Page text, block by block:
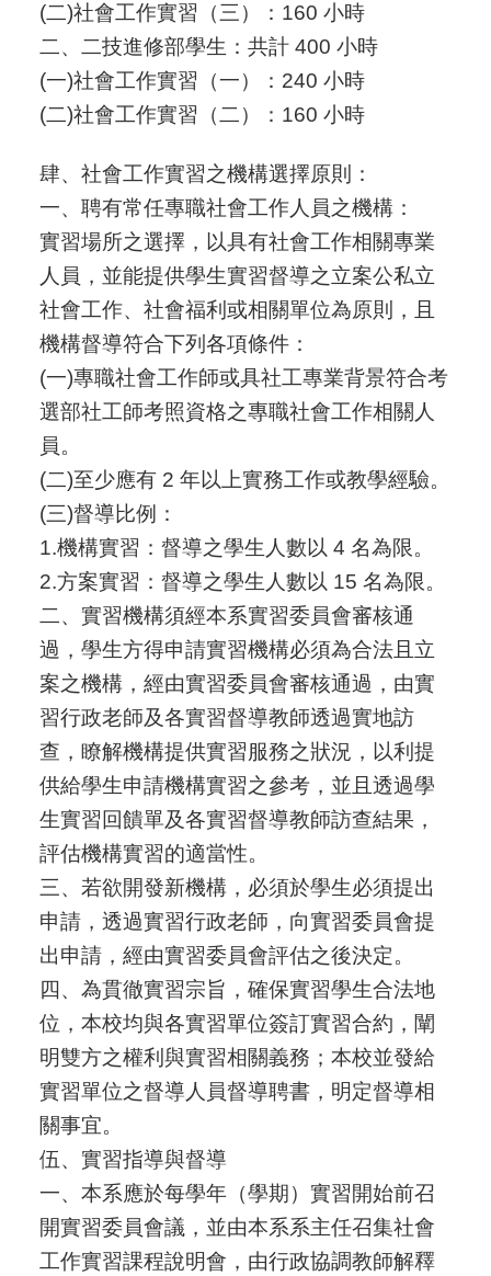
(二)社會工作實習（三）： 160 小時
二、二技進修部學生：共計 400 小時
(一)社會工作實習（一）：240 小時
(二)社會工作實習（二）：160 小時
肆、社會工作實習之機構選擇原則：
一、聘有常任專職社會工作人員之機構：
實習場所之選擇，以具有社會工作相關專業
人員，並能提供學生實習督導之立案公私立
社會工作、社會福利或相關單位為原則，且
機構督導符合下列各項條件：
(一)專職社會工作師或具社工專業背景符合考
選部社工師考照資格之專職社會工作相關人
員。
(二)至少應有 2 年以上實務工作或教學經驗。
(三)督導比例：
1.機構實習：督導之學生人數以 4 名為限。
2.方案實習：督導之學生人數以 15 名為限。
二、實習機構須經本系實習委員會審核通
過，學生方得申請實習機構必須為合法且立
案之機構，經由實習委員會審核通過，由實
習行政老師及各實習督導教師透過實地訪
查，瞭解機構提供實習服務之狀況，以利提
供給學生申請機構實習之參考，並且透過學
生實習回饋單及各實習督導教師訪查結果，
評估機構實習的適當性。
三、若欲開發新機構，必須於學生必須提出
申請，透過實習行政老師，向實習委員會提
出申請，經由實習委員會評估之後決定。
四、為貫徹實習宗旨，確保實習學生合法地
位，本校均與各實習單位簽訂實習合約，闡
明雙方之權利與實習相關義務；本校並發給
實習單位之督導人員督導聘書，明定督導相
關事宜。
伍、實習指導與督導
一、本系應於每學年（學期）實習開始前召
開實習委員會議，並由本系系主任召集社會
工作實習課程說明會，由行政協調教師解釋